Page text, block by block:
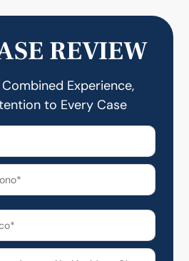
REVIEW
Experience,
to Every Case